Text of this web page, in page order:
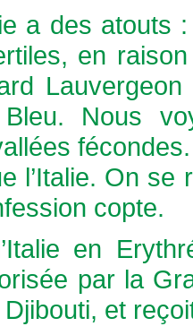
a des
en
Nous
l’Italie. On se
copte.
en
par la
et